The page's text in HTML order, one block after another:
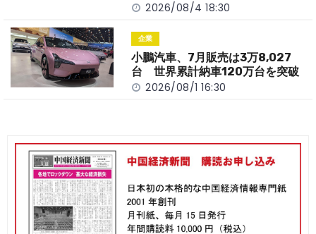
2026/08/4 18:30
企業
小鵬汽車、7月販売は3万8,027
台 世界累計納車120万台を突破
2026/08/1 16:30